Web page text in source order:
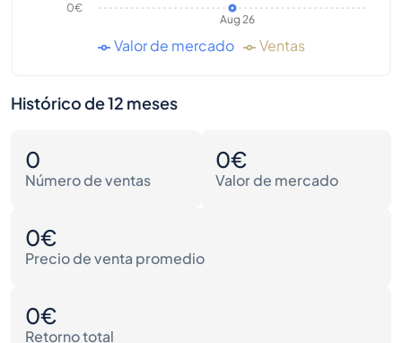
Aug 26
0€
Valor de mercado Ventas
Histórico de 12 meses
0
Número de ventas
0€
Valor de mercado
0€
Precio de venta promedio
0€
Retorno total